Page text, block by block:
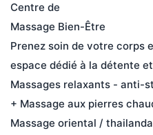
Centre de
Massage Bien-Être
Prenez soin de votre corps
espace dédié à la détente
Massages relaxants - anti-
+ Massage aux pierres
Massage oriental /